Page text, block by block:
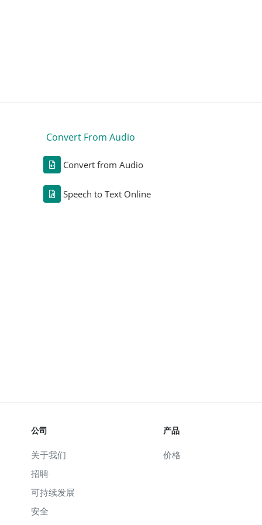
Convert From Audio
Convert from Audio
Speech to Text Online
公司
关于我们
招聘
可持续发展
安全
产品
价格